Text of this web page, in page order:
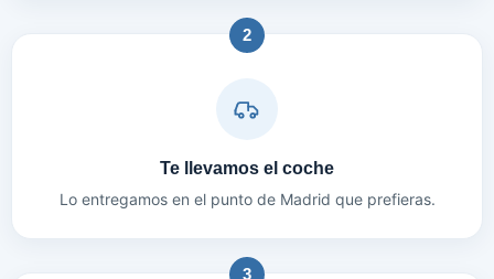
2
Te llevamos el coche
Lo entregamos en el punto de Madrid que prefieras.
3